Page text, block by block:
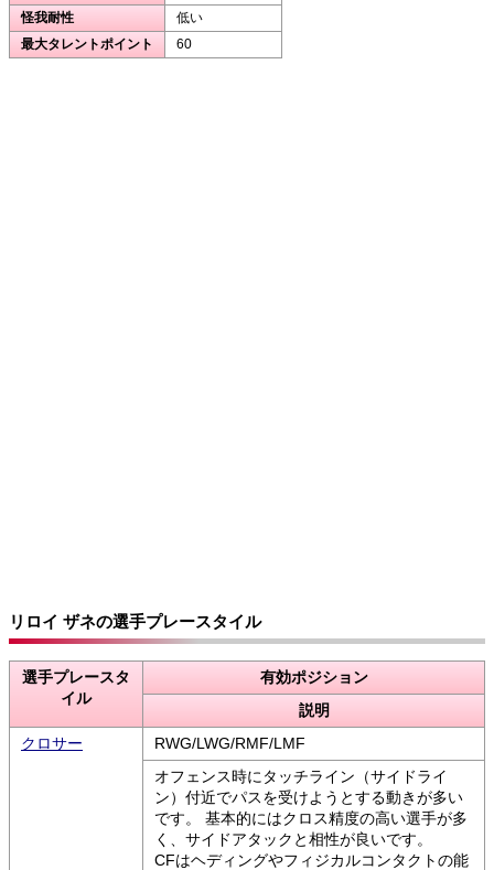
怪我耐性
低い
最大タレントポイント
60
リロイ ザネの選手プレースタイル
選手プレースタ
イル
有効ポジション
説明
クロサー
RWG/LWG/RMF/LMF
オフェンス時にタッチライン（サイドライ
ン）付近でパスを受けようとする動きが多い
です。 基本的にはクロス精度の高い選手が多
く、サイドアタックと相性が良いです。
CFはヘディングやフィジカルコンタクトの能